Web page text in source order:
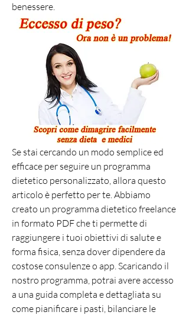
benessere.
Se stai cercando un modo semplice ed
efficace per seguire un programma
dietetico personalizzato, allora questo
articolo è perfetto per te. Abbiamo
creato un programma dietetico freelance
in formato PDF che ti permette di
raggiungere i tuoi obiettivi di salute e
forma fisica, senza dover dipendere da
costose consulenze o app. Scaricando il
nostro programma, potrai avere accesso
a una guida completa e dettagliata su
come pianificare i pasti, bilanciare le